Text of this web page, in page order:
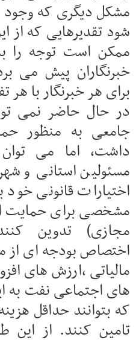
مشکل دیگری که
شود تقدیرهایی که از
ممکن است توجه
خبرنگاران پیش می
برای هر خبرنگار با
در حال حاضر نمی
جامعی به منظور
داشت، اما می
مسئولین استانی و
اختیارات قانونی
مشخصی برای حمایت
مجازی) تدوین
اختصاص بودجه ای از
مالیاتی ،ارزش های
های اجتماعی نفت به
که بتوانند حداقل
تامین کنند. از این